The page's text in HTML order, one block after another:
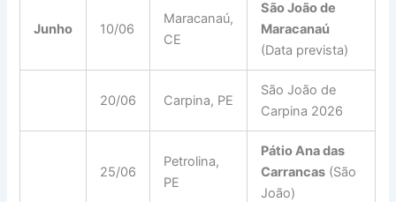
Junho 10/06
Maracanaú,
CE
São João de
Maracanaú
(Data prevista)
20/06 Carpina, PE
São João de
Carpina 2026
25/06
Petrolina,
PE
Pátio Ana das
Carrancas (São
João)